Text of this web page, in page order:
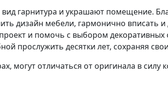
гарнитура и украшают помещение.
дизайн мебели, гармонично вписать
и помочь с выбором
прослужить десятки лет, сохраняя
могут отличаться от оригинала в силу